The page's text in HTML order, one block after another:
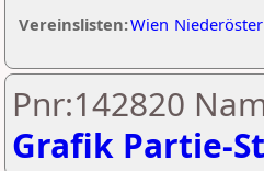
Vereinslisten:Wien
Pnr:142820
Grafik Partie-